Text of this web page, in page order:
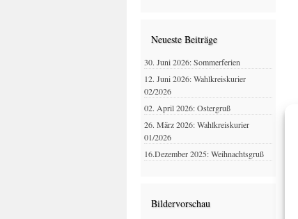
Neueste Beiträge
30. Juni 2026: Sommerferien
12. Juni 2026: Wahlkreiskurier
02/2026
02. April 2026: Ostergruß
26. März 2026: Wahlkreiskurier
01/2026
16.Dezember 2025: Weihnachtsgruß
Bildervorschau